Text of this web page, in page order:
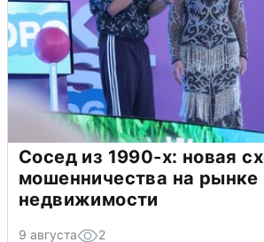
Сосед из 1990-х: новая
мошенничества на рынке
недвижимости
9 августа 2